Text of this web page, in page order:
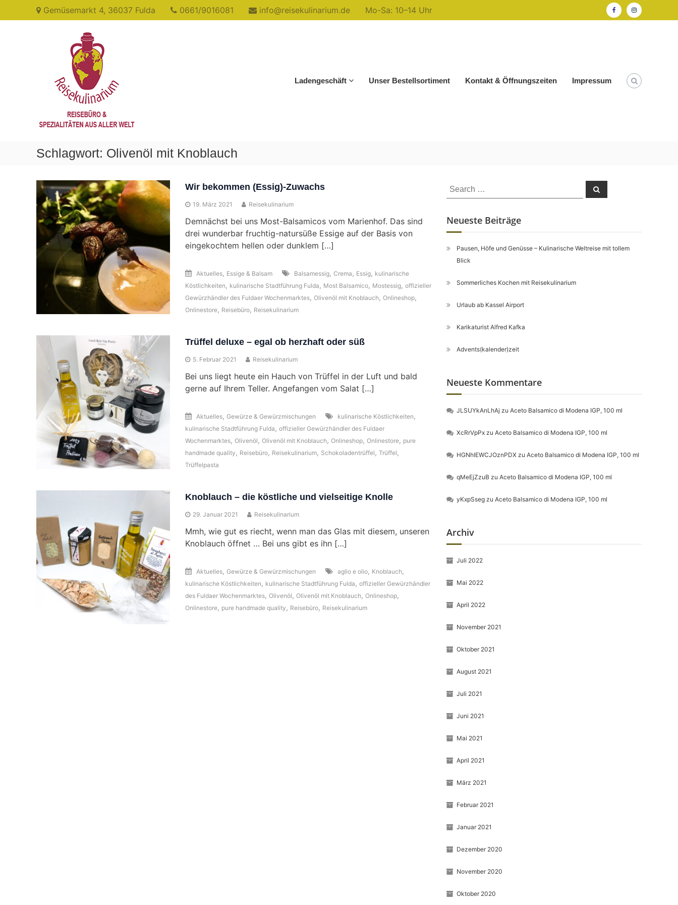
to
Gemüsemarkt 4, 36037 Fulda 0661/9016081 info@reisekulinarium.de Mo-Sa: 10–14 Uhr FacebookInstagram
Reisekulinarium
Genießen
Ladengeschäft Unser Bestellsortiment Kontakt & Öffnungszeiten Impressum
Schlagwort: Olivenöl mit Knoblauch
Wir bekommen (Essig)-Zuwachs
19. März 2021 Reisekulinarium
Demnächst bei uns Most-Balsamicos vom Marienhof. Das sind
drei wunderbar fruchtig-natursüße Essige auf der Basis von
eingekochtem hellen oder dunklem […]
Aktuelles, Essige & Balsam Balsamessig, Crema , Essig, kulinarische
Köstlichkeiten , kulinarische Stadtführung Fulda , Most Balsamico, Mostessig, offizieller
Gewürzhändler des Fuldaer Wochenmarktes, Olivenöl mit Knoblauch , Onlineshop,
Onlinestore, Reisebüro, Reisekulinarium
Trüffel deluxe – egal ob herzhaft oder süß
5. Februar 2021 Reisekulinarium
Bei uns liegt heute ein Hauch von Trüffel in der Luft und bald
gerne auf Ihrem Teller. Angefangen vom Salat […]
Aktuelles, Gewürze & Gewürzmischungen kulinarische Köstlichkeiten ,
kulinarische Stadtführung Fulda , offizieller Gewürzhändler des Fuldaer
Wochenmarktes, Olivenöl , Olivenöl mit Knoblauch , Onlineshop, Onlinestore, pure
handmade quality , Reisebüro, Reisekulinarium, Schokoladentrüffel , Trüffel ,
Trüffelpasta
Knoblauch – die köstliche und vielseitige Knolle
29. Januar 2021 Reisekulinarium
Mmh, wie gut es riecht, wenn man das Glas mit diesem, unseren
Knoblauch öffnet … Bei uns gibt es ihn […]
Aktuelles, Gewürze & Gewürzmischungen aglio e olio, Knoblauch ,
kulinarische Köstlichkeiten , kulinarische Stadtführung Fulda , offizieller Gewürzhändler
des Fuldaer Wochenmarktes, Olivenöl , Olivenöl mit Knoblauch , Onlineshop,
Onlinestore, pure handmade quality , Reisebüro, Reisekulinarium
Search
for:
Search
Neueste Beiträge
Pausen, Höfe und Genüsse – Kulinarische Weltreise mit tollem
Blick
Sommerliches Kochen mit Reisekulinarium
Urlaub ab Kassel Airport
Karikaturist Alfred Kafka
Advents(kalender)zeit
Neueste Kommentare
JLSUYkAnLhAj zuAceto Balsamico di Modena IGP, 100 ml
XcRrVpPx zuAceto Balsamico di Modena IGP, 100 ml
HGNhIEWCJOznPDX zuAceto Balsamico di Modena IGP, 100 ml
qMeEjZzuB zuAceto Balsamico di Modena IGP, 100 ml
yKxpSseg zuAceto Balsamico di Modena IGP, 100 ml
Archiv
Juli 2022
Mai 2022
April 2022
November 2021
Oktober 2021
August 2021
Juli 2021
Juni 2021
Mai 2021
April 2021
März 2021
Februar 2021
Januar 2021
Dezember 2020
November 2020
Oktober 2020